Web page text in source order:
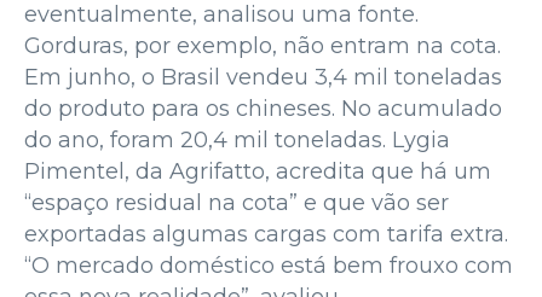
eventualmente, analisou uma fonte.
Gorduras, por exemplo, não entram na cota.
Em junho, o Brasil vendeu 3,4 mil toneladas
do produto para os chineses. No acumulado
do ano, foram 20,4 mil toneladas. Lygia
Pimentel, da Agrifatto, acredita que há um
“espaço residual na cota” e que vão ser
exportadas algumas cargas com tarifa extra.
“O mercado doméstico está bem frouxo com